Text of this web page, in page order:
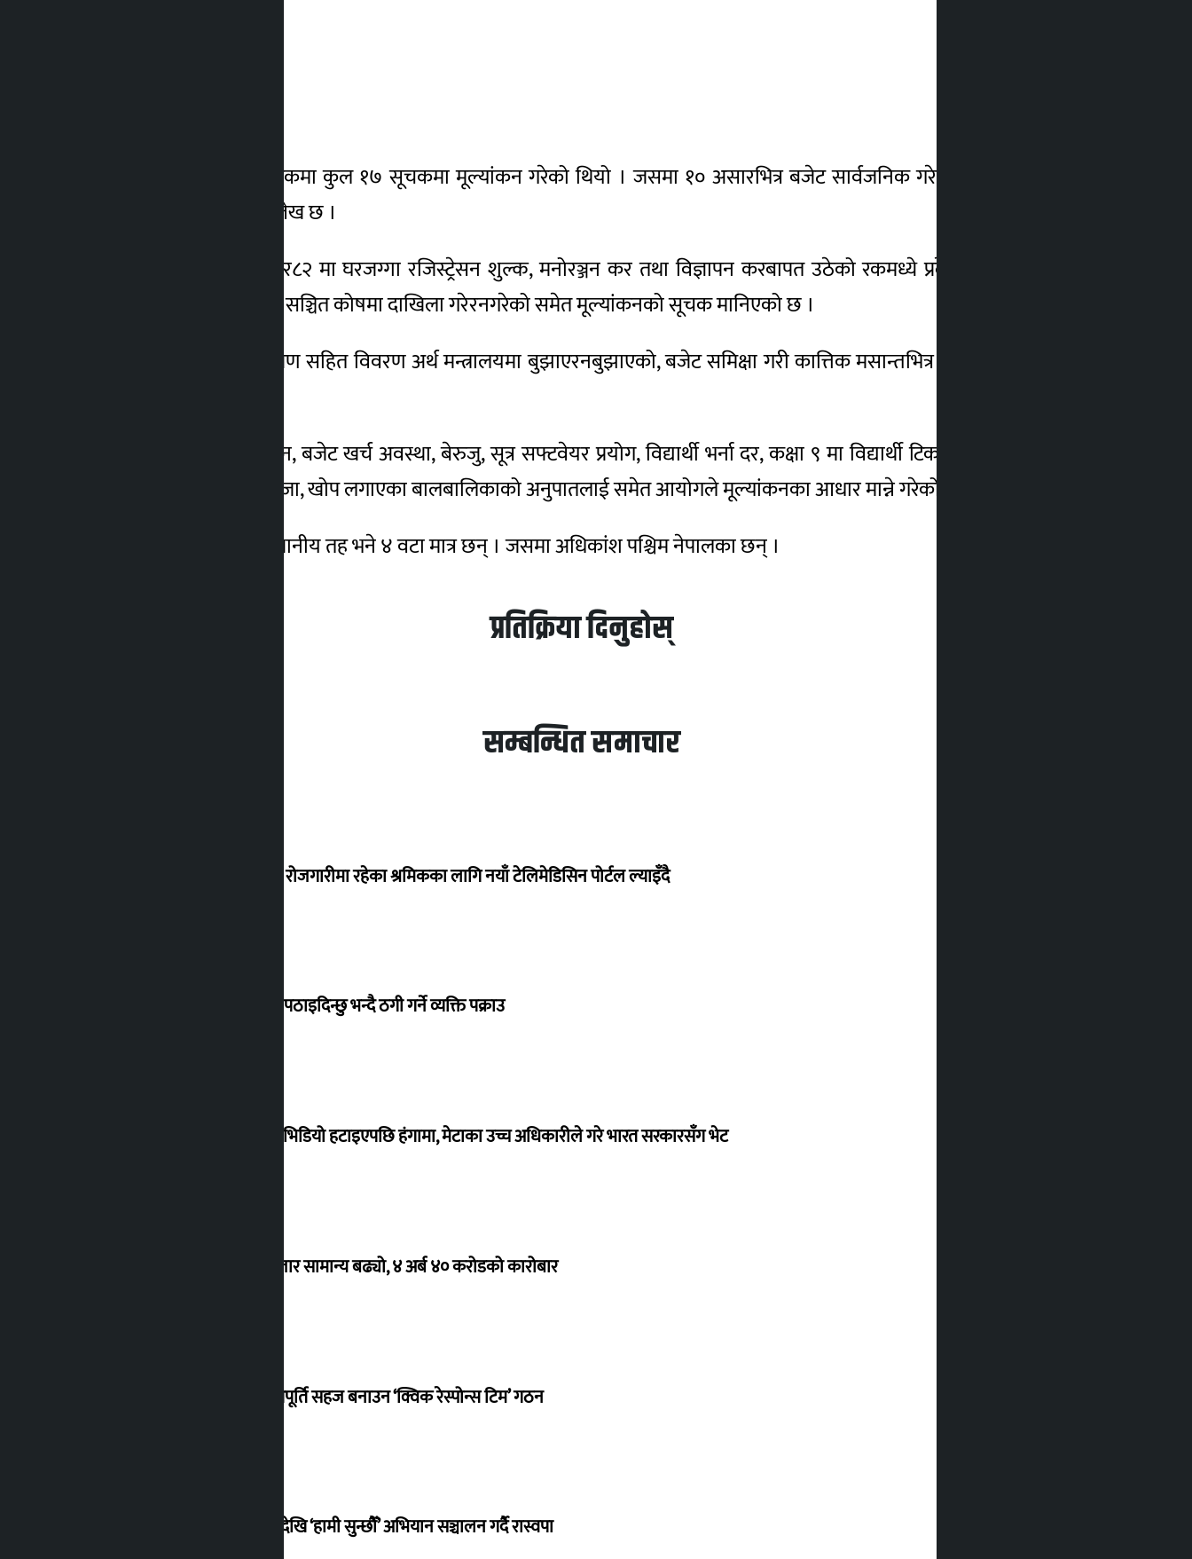
आयोगले स्थानीय तहका हकमा कुल १७ सूचकमा मूल्यांकन गरेको थियो । जसमा १० असारभित्र बजेट सार्वजनिक गरेरनगरेको, असार मसान्तभित्र
बजेट पास गरेरनगरेको उल्लेख छ ।
यसैगरी आर्थिक वर्ष २०८१र८२ मा घरजग्गा रजिस्ट्रेसन शुल्क, मनोरञ्जन कर तथा विज्ञापन करबापत उठेको रकमध्ये प्रदेश सरकारलाई दिनुपर्ने ४०
प्रतिशत रकम मासिक प्रदेश सञ्चित कोषमा दाखिला गरेरनगरेको समेत मूल्यांकनको सूचक मानिएको छ ।
आगामी आवको बजेट प्रक्षेपण सहित विवरण अर्थ मन्त्रालयमा बुझाएरनबुझाएको, बजेट समिक्षा गरी कात्तिक मसान्तभित्र सार्वजनिक गरेरनगरेकोलाई
यसबाहेक राजस्व परिचालन, बजेट खर्च अवस्था, बेरुजु, सूत्र सफ्टवेयर प्रयोग, विद्यार्थी भर्ना दर, कक्षा ९ मा विद्यार्थी टिकाउ दर, गर्भ जाँच गर्ने महिला
अनुपात, एसईई परीक्षा नतिजा, खोप लगाएका बालबालिकाको अनुपातलाई समेत आयोगले मूल्यांकनका आधार मान्ने गरेको छ ।
देशभरि ८० अंक कटाउने स्थानीय तह भने ४ वटा मात्र छन् । जसमा अधिकांश पश्चिम नेपालका छन् ।
प्रतिक्रिया दिनुहोस्
सम्बन्धित समाचार
वैदेशिक रोजगारीमा रहेका श्रमिकका लागि नयाँ टेलिमेडिसिन पोर्टल ल्याइँदै
बेलायत पठाइदिन्छु भन्दै ठगी गर्ने व्यक्ति पक्राउ
मोदीको भिडियो हटाइएपछि हंगामा, मेटाका उच्च अधिकारीले गरे भारत सरकारसँग भेट
शेयर बजार सामान्य बढ्यो, ४ अर्ब ४० करोडको कारोबार
ग्याँस आपूर्ति सहज बनाउन ‘क्विक रेस्पोन्स टिम’ गठन
सोमबारदेखि ‘हामी सुन्छौँ’ अभियान सञ्चालन गर्दै रास्वपा